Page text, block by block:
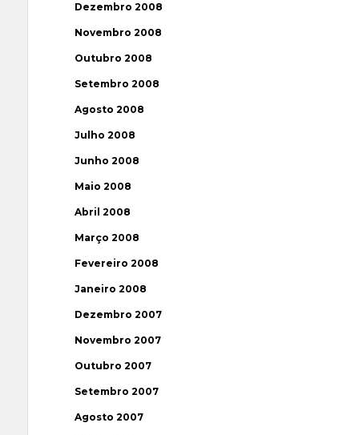
Dezembro 2008
Novembro 2008
Outubro 2008
Setembro 2008
Agosto 2008
Julho 2008
Junho 2008
Maio 2008
Abril 2008
Março 2008
Fevereiro 2008
Janeiro 2008
Dezembro 2007
Novembro 2007
Outubro 2007
Setembro 2007
Agosto 2007